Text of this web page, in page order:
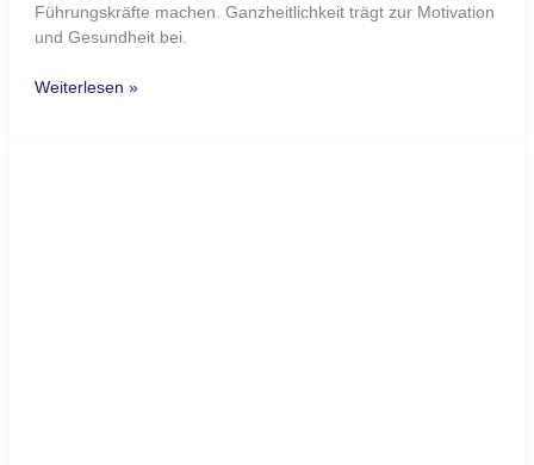
Führungskräfte machen. Ganzheitlichkeit trägt zur Motivation
und Gesundheit bei.
Weiterlesen »